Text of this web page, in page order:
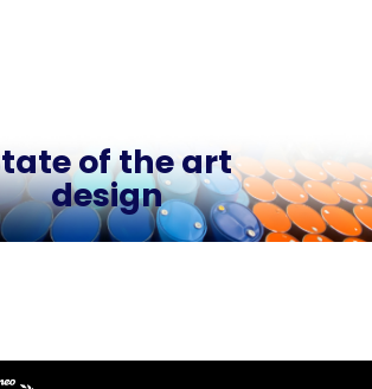
of the art
design